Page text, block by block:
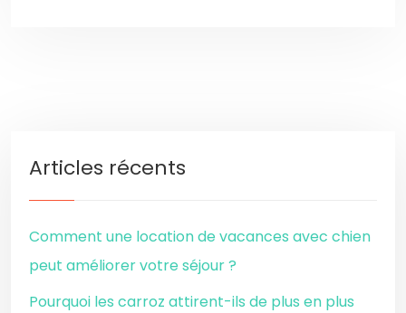
Articles récents
Comment une location de vacances avec chien
peut améliorer votre séjour ?
Pourquoi les carroz attirent-ils de plus en plus